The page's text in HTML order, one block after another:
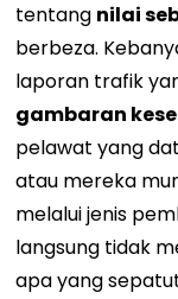
tentang nilai
berbeza.
laporan trafik
gambaran
pelawat yang
atau mereka
melalui jenis
langsung tidak
apa yang